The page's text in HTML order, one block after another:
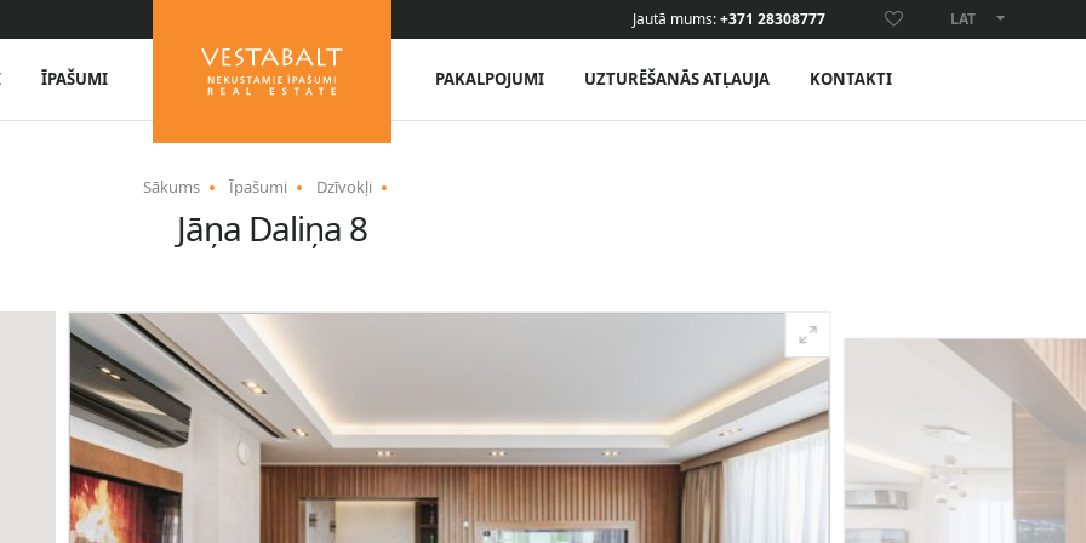
Jautā mums:+371 28308777 LAT
ENG
ĪPAŠUMI PAKALPOJUMI UZTURĒŠANĀS ATĻAUJA KONTAKTI
Sākums Īpašumi Dzīvokļi
Jāņa Daliņa 8